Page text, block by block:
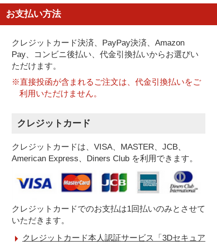
お支払い方法
クレジットカード決済、PayPay決済、Amazon
Pay、コンビニ後払い、代金引換払いからお選びい
ただけます。
※直接投函が含まれるご注文は、代金引換払いをご
利用いただけません。
クレジットカード
クレジットカードは、VISA、MASTER、JCB、
American Express、Diners Club を利用できます。
クレジットカードでのお支払は1回払いのみとさせて
いただきます。
クレジットカード本人認証サービス「3Dセキュア